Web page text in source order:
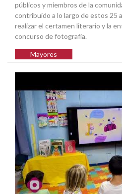
públicos y miembros de la
contribuido a lo largo de estos 25
realizar el certamen literario y la
concurso de fotografía.
Mayores